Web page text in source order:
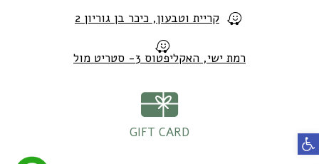
פתח סרגל נגישות
קריית וטבעון, כיכר בן גוריון 2
רמת ישי, האקליפטוס 3- סטריט מול
GIFT CARD